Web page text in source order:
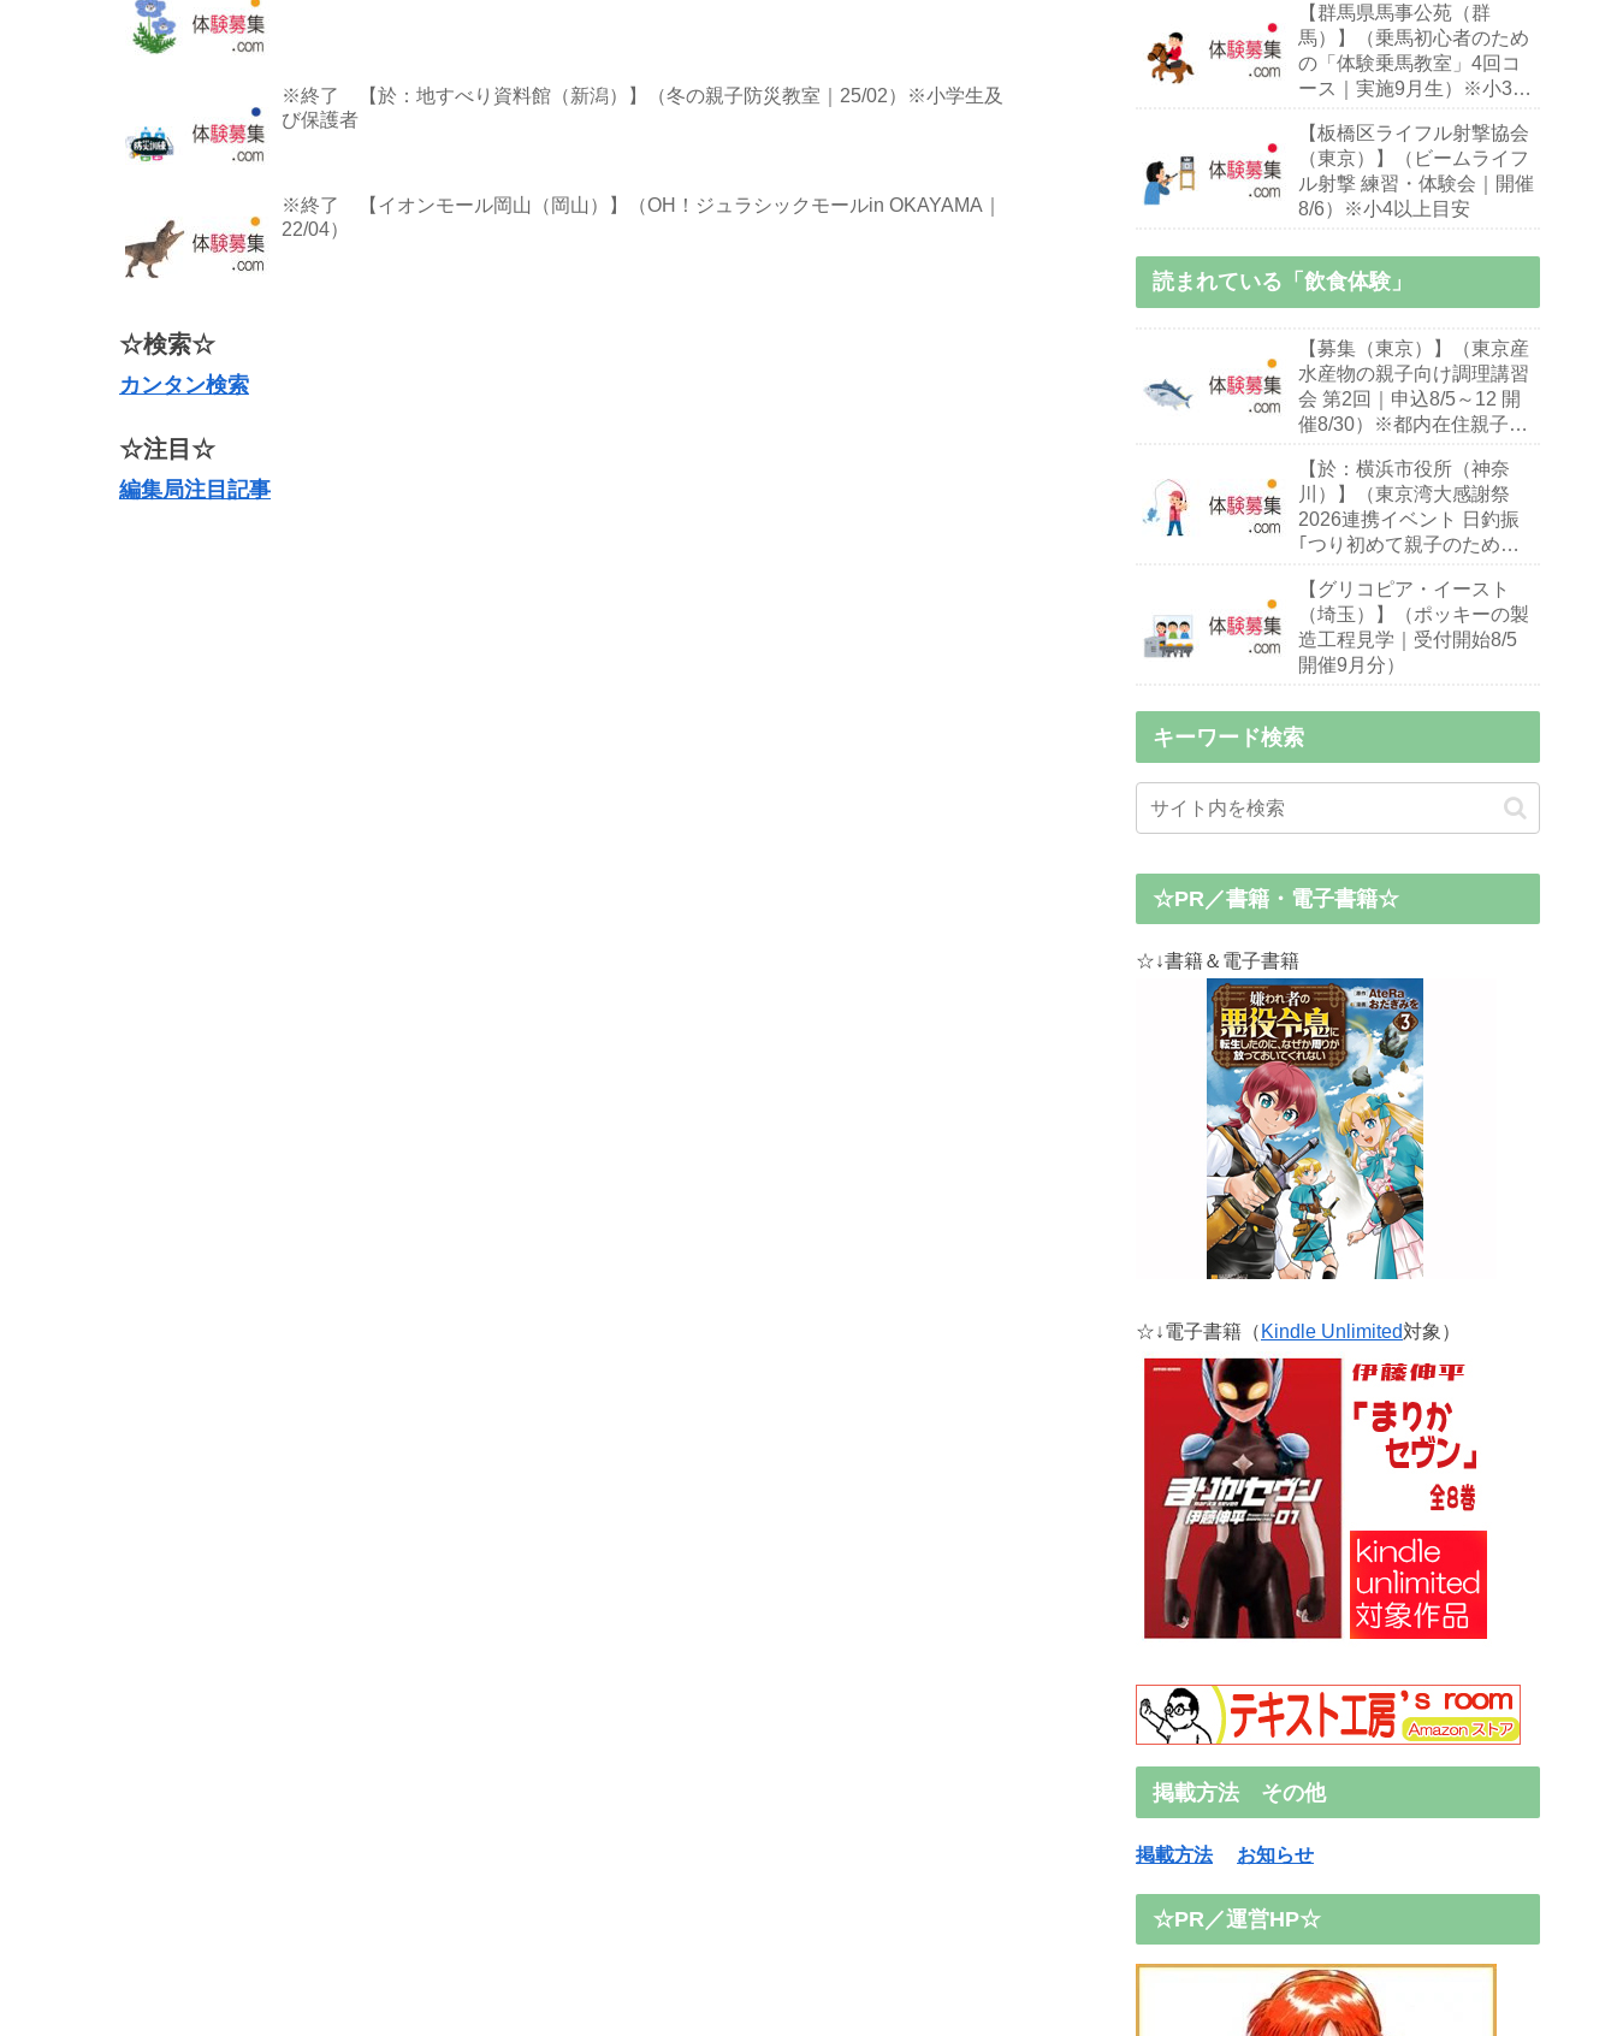
※終了 【於：地すべり資料館（新潟）】（冬の親子防災教室｜25/02）※小学生及
び保護者
※終了 【イオンモール岡山（岡山）】（OH！ジュラシックモールin OKAYAMA｜
22/04）
☆検索☆
カンタン検索
☆注目☆
編集局注目記事
【群馬県馬事公苑（群
馬）】（乗馬初心者のため
の「体験乗馬教室」4回コ
ース｜実施9月生）※小3～
【板橋区ライフル射撃協会
（東京）】（ビームライフ
ル射撃 練習・体験会｜開催
8/6）※小4以上目安
読まれている「飲食体験」
【募集（東京）】（東京産
水産物の親子向け調理講習
会 第2回｜申込8/5～12 開
催8/30）※都内在住親子
【於：横浜市役所（神奈
川）】（東京湾大感謝祭
2026連携イベント 日釣振
｢つり初めて親子のための
9/13 開催9/26・27）※釣り
初心者,小中学生親子
【グリコピア・イースト
（埼玉）】（ポッキーの製
造工程見学｜受付開始8/5
開催9月分）
キーワード検索
☆PR／書籍・電子書籍☆
☆↓書籍＆電子書籍
☆↓電子書籍（ Kindle Unlimited対象）
掲載方法 その他
掲載方法 お知らせ
☆PR／運営HP☆